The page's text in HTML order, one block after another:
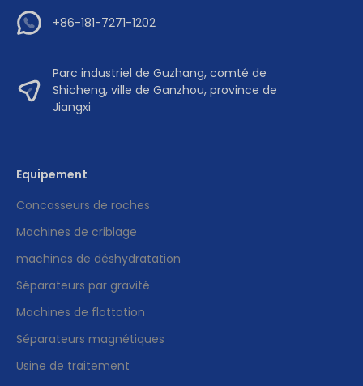
+86-181-7271-1202
Parc industriel de Guzhang, comté de
Shicheng, ville de Ganzhou, province de
Jiangxi
Equipement
Concasseurs de roches
Machines de criblage
machines de déshydratation
Séparateurs par gravité
Machines de flottation
Séparateurs magnétiques
Usine de traitement